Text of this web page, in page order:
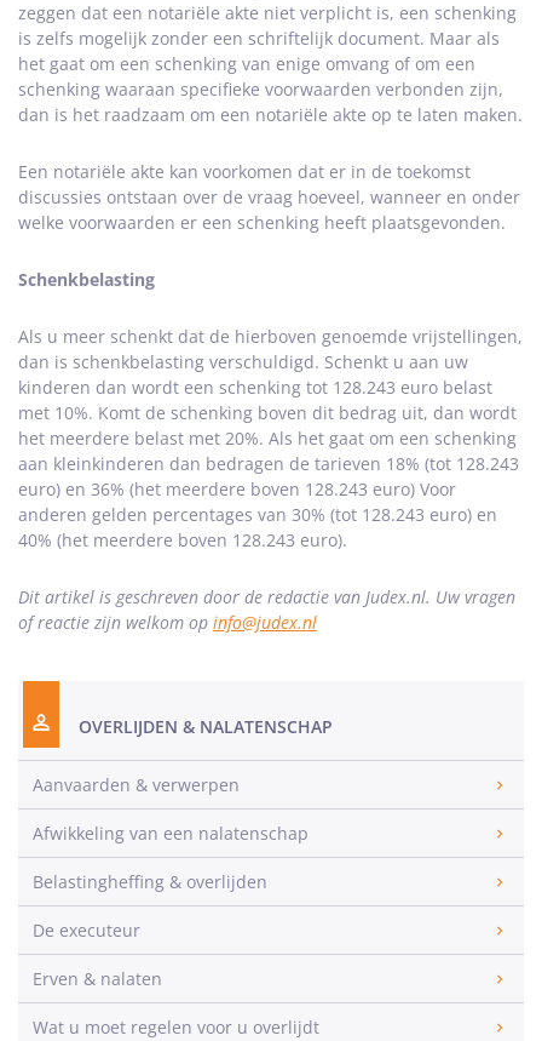
zeggen dat een notariële akte niet verplicht is, een schenking
is zelfs mogelijk zonder een schriftelijk document. Maar als
het gaat om een schenking van enige omvang of om een
schenking waaraan specifieke voorwaarden verbonden zijn,
dan is het raadzaam om een notariële akte op te laten maken.
Een notariële akte kan voorkomen dat er in de toekomst
discussies ontstaan over de vraag hoeveel, wanneer en onder
welke voorwaarden er een schenking heeft plaatsgevonden.
Schenkbelasting
Als u meer schenkt dat de hierboven genoemde vrijstellingen,
dan is schenkbelasting verschuldigd. Schenkt u aan uw
kinderen dan wordt een schenking tot 128.243 euro belast
met 10%. Komt de schenking boven dit bedrag uit, dan wordt
het meerdere belast met 20%. Als het gaat om een schenking
aan kleinkinderen dan bedragen de tarieven 18% (tot 128.243
euro) en 36% (het meerdere boven 128.243 euro) Voor
anderen gelden percentages van 30% (tot 128.243 euro) en
40% (het meerdere boven 128.243 euro).
Dit artikel is geschreven door de redactie van Judex.nl. Uw vragen
of reactie zijn welkom op info@judex.nl
OVERLIJDEN & NALATENSCHAP
Aanvaarden & verwerpen
Afwikkeling van een nalatenschap
Belastingheffing & overlijden
De executeur
Erven & nalaten
Wat u moet regelen voor u overlijdt